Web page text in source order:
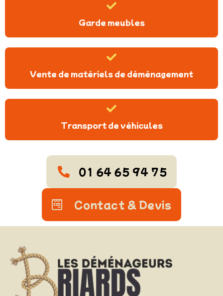
Garde meubles
Vente de matériels de déménagement
Transport de véhicules
01 64 65 94 75
Contact & Devis